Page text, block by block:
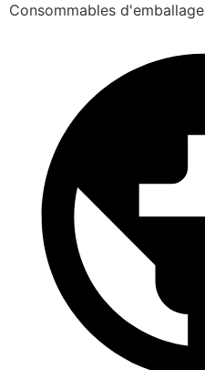
Consommables d'emballage